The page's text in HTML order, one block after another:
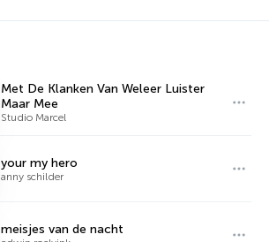
Met De Klanken Van Weleer Luister
Maar Mee
Studio Marcel
your my hero
anny schilder
meisjes van de nacht